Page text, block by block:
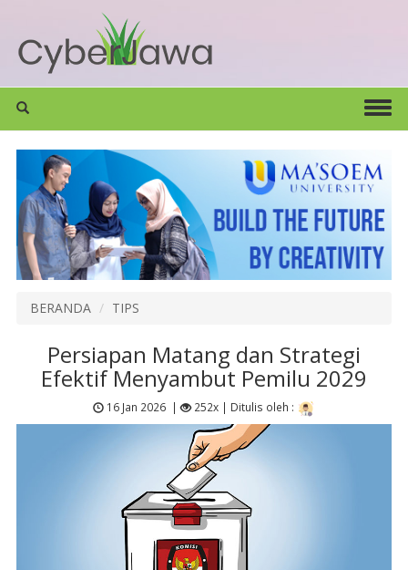
BERANDA TIPS
Persiapan Matang dan Strategi
Efektif Menyambut Pemilu 2029
16 Jan 2026| 252x | Ditulis oleh :